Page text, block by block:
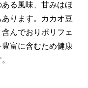
る風味、甘みはほ
ります。カカオ豆
んでおりポリフェ
富に含むため健康